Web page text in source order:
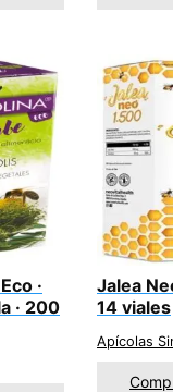
·
· 200
Jalea
14 viales
Apícolas